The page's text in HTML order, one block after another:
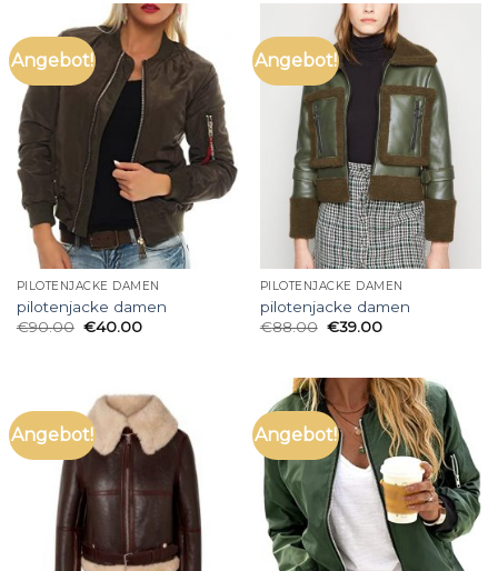
Angebot!
PILOTENJACKE DAMEN
pilotenjacke damen
€90.00 €40.00
Angebot!
PILOTENJACKE DAMEN
pilotenjacke damen
€88.00 €39.00
Angebot! Angebot!